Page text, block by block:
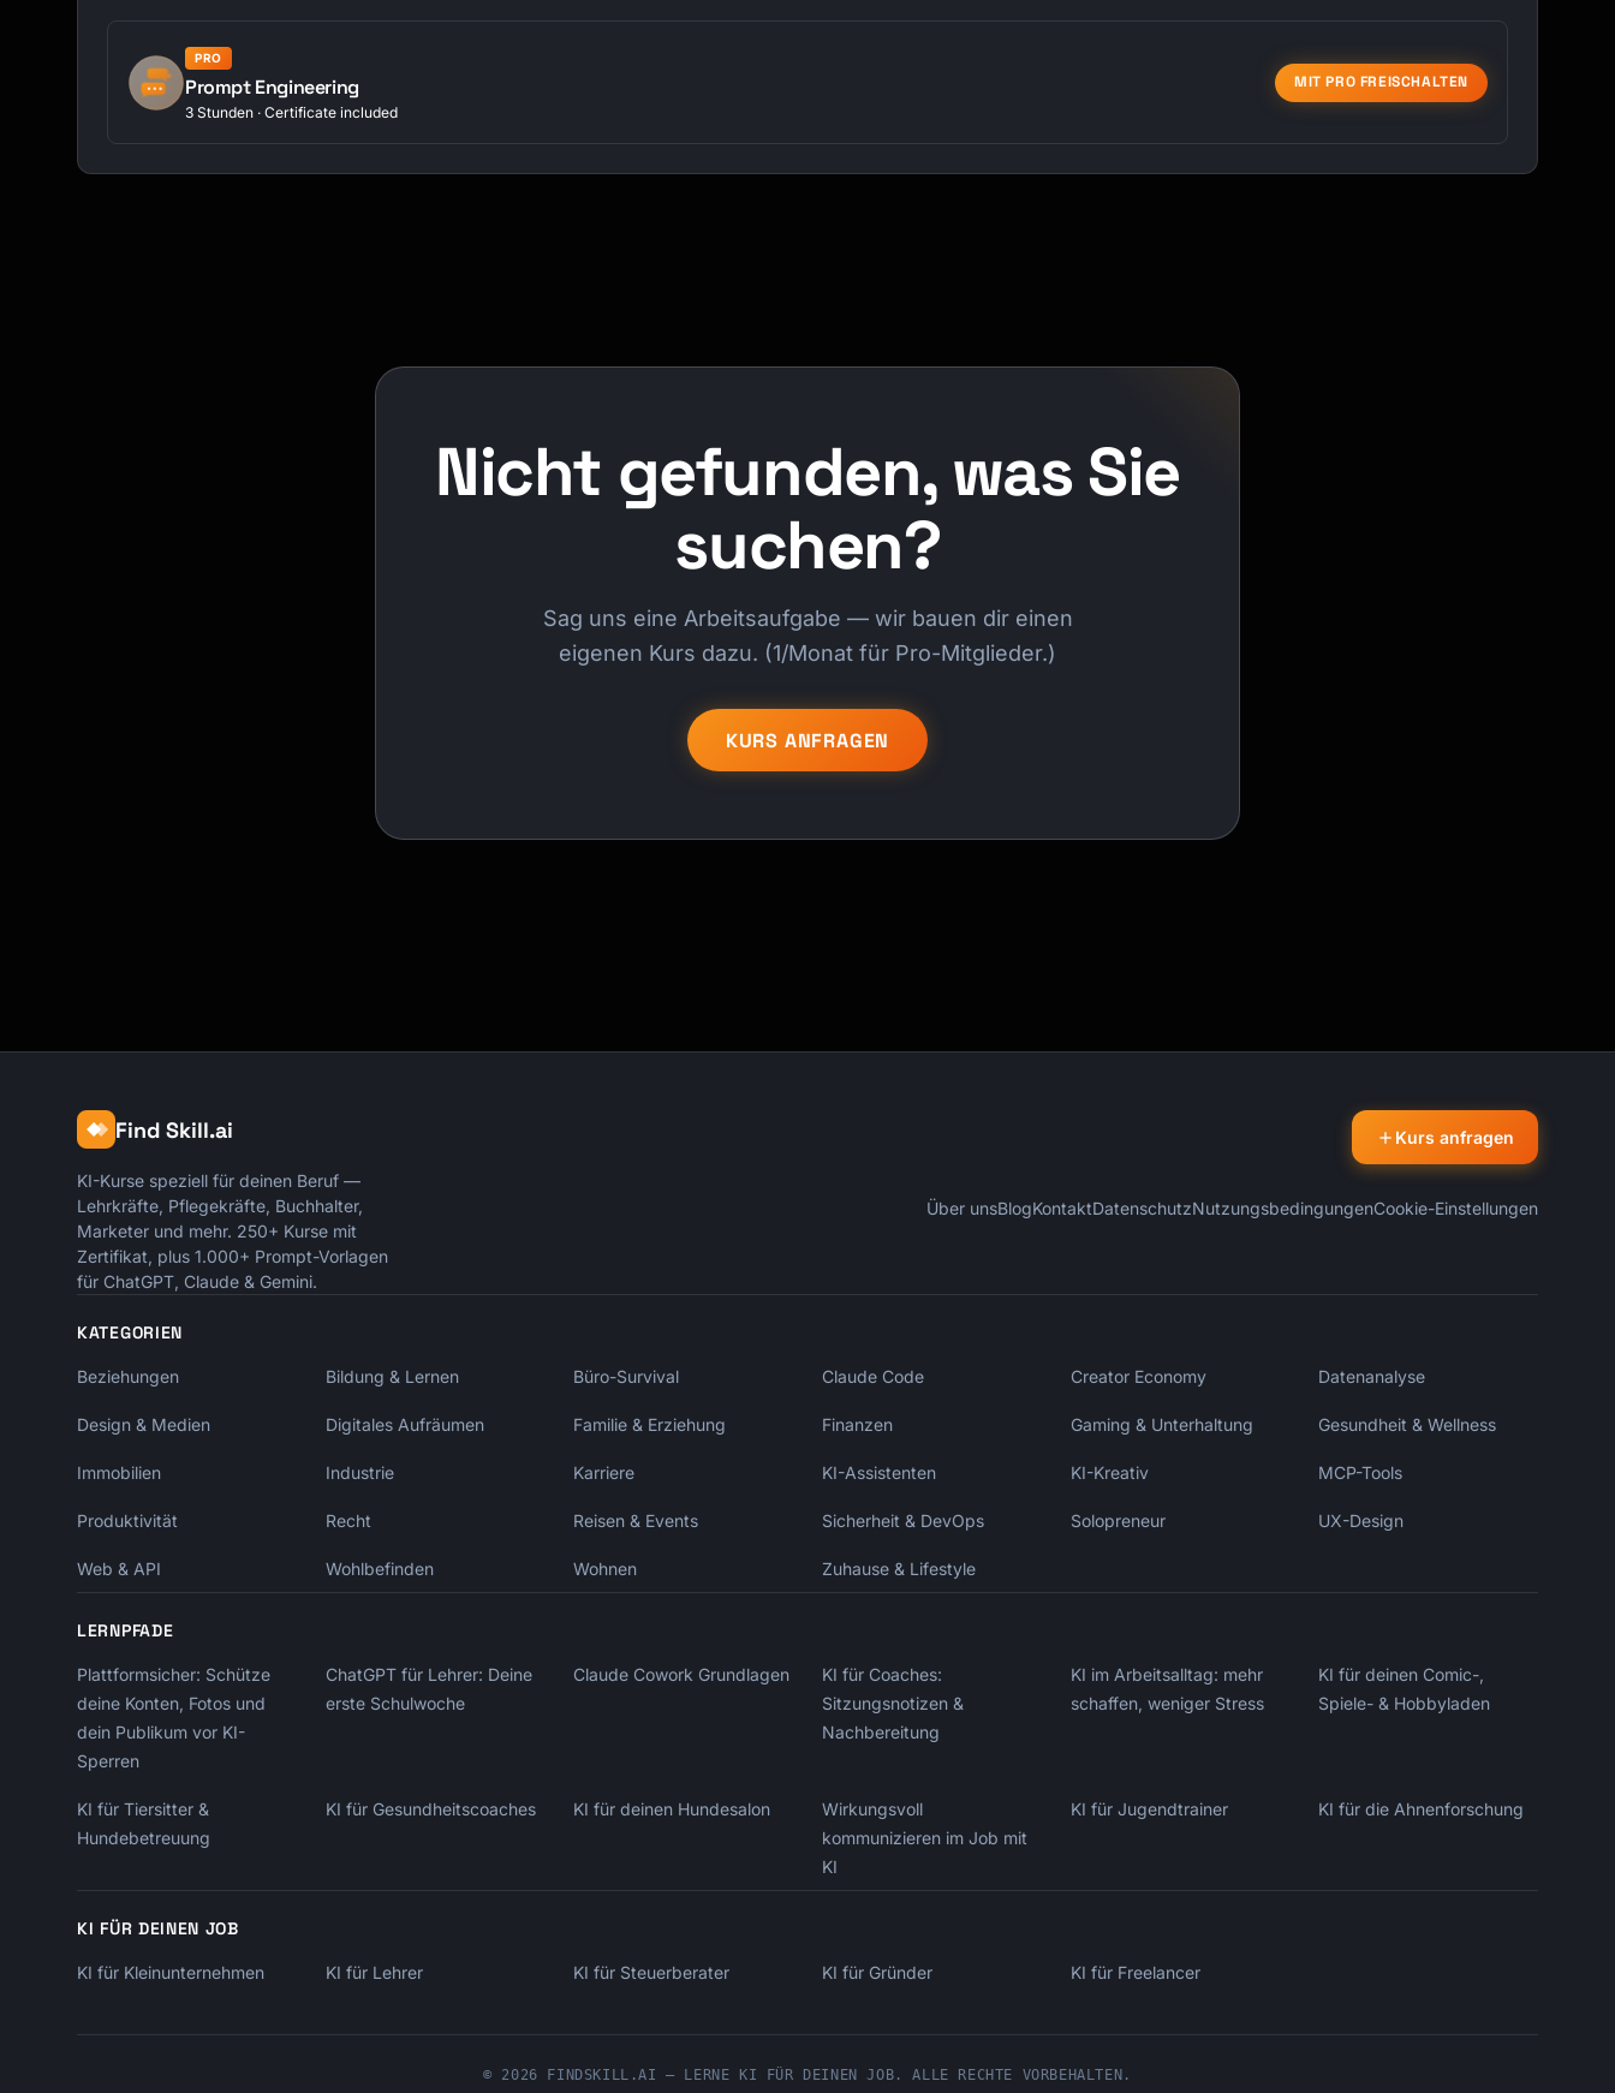
PRO
Prompt Engineering
3 Stunden · Certificate included
MIT PRO FREISCHALTEN
Nicht gefunden, was Sie
suchen?
Sag uns eine Arbeitsaufgabe — wir bauen dir einen
eigenen Kurs dazu. (1/Monat für Pro-Mitglieder.)
KURS ANFRAGEN
Find Skill.ai
KI-Kurse speziell für deinen Beruf —
Lehrkräfte, Pflegekräfte, Buchhalter,
Marketer und mehr. 250+ Kurse mit
Zertifikat, plus 1.000+ Prompt-Vorlagen
für ChatGPT, Claude & Gemini.
Kurs anfragen
Über unsBlogKontaktDatenschutzNutzungsbedingungenCookie-Einstellungen
KATEGORIEN
Beziehungen Bildung & Lernen Büro-Survival Claude Code Creator Economy Datenanalyse
Design & Medien Digitales Aufräumen Familie & Erziehung Finanzen Gaming & Unterhaltung Gesundheit & Wellness
Immobilien Industrie Karriere KI-Assistenten KI-Kreativ MCP-Tools
Produktivität Recht Reisen & Events Sicherheit & DevOps Solopreneur UX-Design
Web & API Wohlbefinden Wohnen Zuhause & Lifestyle
LERNPFADE
Plattformsicher: Schütze
deine Konten, Fotos und
dein Publikum vor KI-
Sperren
ChatGPT für Lehrer: Deine
erste Schulwoche
Claude Cowork Grundlagen
KI für Coaches:
Sitzungsnotizen &
Nachbereitung
KI im Arbeitsalltag: mehr
schaffen, weniger Stress
KI für deinen Comic-,
Spiele- & Hobbyladen
KI für Tiersitter &
Hundebetreuung
KI für Gesundheitscoaches KI für deinen Hundesalon
Wirkungsvoll
kommunizieren im Job mit
KI
KI für Jugendtrainer KI für die Ahnenforschung
KI FÜR DEINEN JOB
KI für Kleinunternehmen KI für Lehrer KI für Steuerberater KI für Gründer KI für Freelancer
© 2026 FINDSKILL.AI — LERNE KI FÜR DEINEN JOB. ALLE RECHTE VORBEHALTEN.
Kursfinder · für dich da